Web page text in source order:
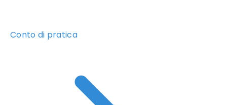
Conto di pratica